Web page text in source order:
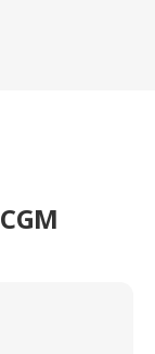
كيفية تحويل CRW إلى CGM